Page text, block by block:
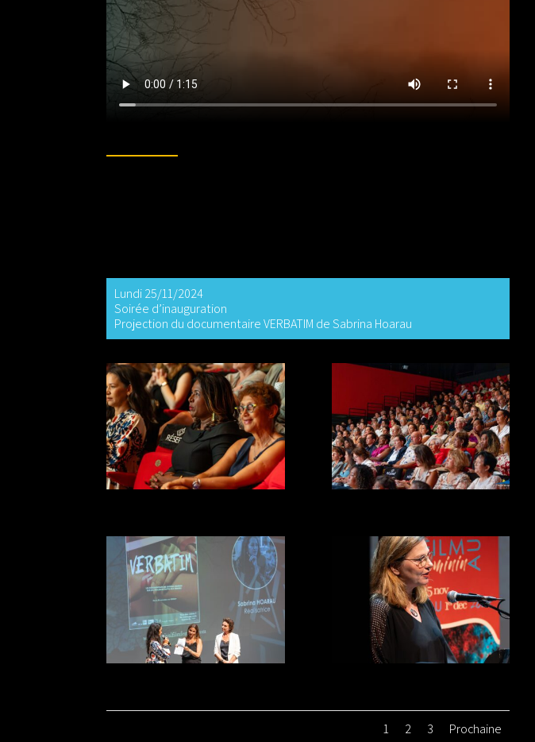
Lundi 25/11/2024
Soirée d’inauguration
Projection du documentaire VERBATIM de Sabrina Hoarau
1 2 3 Prochaine